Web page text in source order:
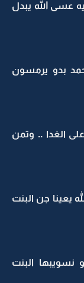
عسى الله يبدل
بدو يرمسون
الغدا .. وتمن
يعينا جن البنت
نسويبها البنت